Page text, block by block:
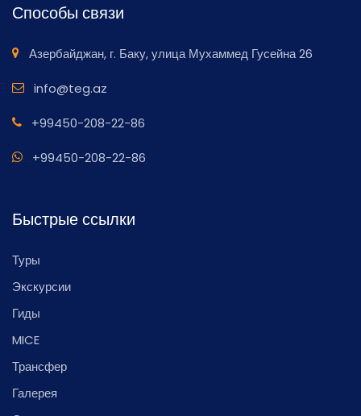
Способы связи
Азербайджан, г. Баку, улица Мухаммед Гусейна 26
info@teg.az
+99450-208-22-86
+99450-208-22-86
Быстрые ссылки
Туры
Экскурсии
Гиды
MICE
Трансфер
Галерея